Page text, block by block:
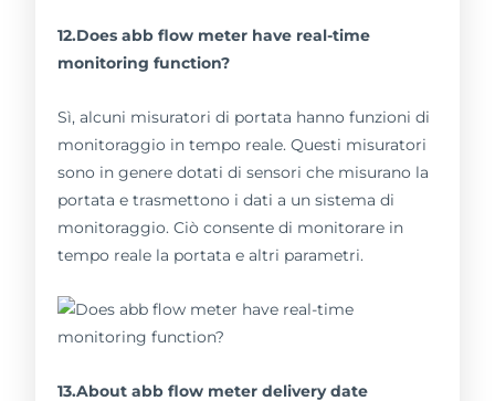
12.Does abb flow meter have real-time
monitoring function?
Sì, alcuni misuratori di portata hanno funzioni di
monitoraggio in tempo reale. Questi misuratori
sono in genere dotati di sensori che misurano la
portata e trasmettono i dati a un sistema di
monitoraggio. Ciò consente di monitorare in
tempo reale la portata e altri parametri.
13.About abb flow meter delivery date